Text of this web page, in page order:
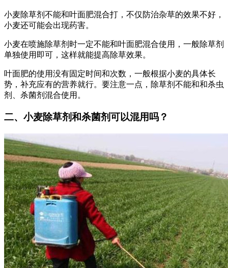
小麦除草剂不能和叶面肥混合打，不仅防治杂草的效果不好，
小麦还可能会出现药害。
小麦在喷施除草剂时一定不能和叶面肥混合使用，一般除草剂
单独使用即可，这样就能提高除草效果。
叶面肥的使用没有固定时间和次数，一般根据小麦的具体长
势，补充应有的营养就行。要注意一点，除草剂不能和和杀虫
剂、杀菌剂混合使用。
二、小麦除草剂和杀菌剂可以混用吗？